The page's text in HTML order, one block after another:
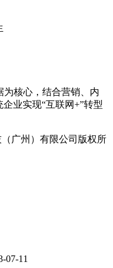
为核心，结合营销、内
业实现“互联网+”转型
（广州）有限公司版权所
07-11